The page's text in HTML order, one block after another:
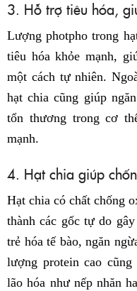
3. Hỗ trợ tiêu hóa,
Lượng photpho trong
tiêu hóa khỏe mạnh,
một cách tự nhiên.
hạt chia cũng giúp
tổn thương trong cơ
mạnh.
4. Hạt chia giúp
Hạt chia có chất chống
thành các gốc tự do
trẻ hóa tế bào, ngăn
lượng protein cao
lão hóa như nếp nhăn